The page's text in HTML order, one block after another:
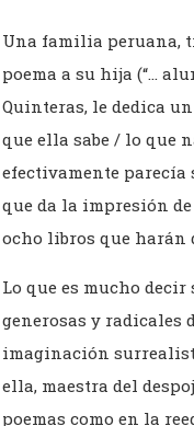
Una familia peruana,
poema a su hija (“…
Quinteras, le dedica
que ella sabe / lo que
efectivamente parecía
que da la impresión
ocho libros que harán
Lo que es mucho
generosas y radicales
imaginación
ella, maestra del
poemas como en la